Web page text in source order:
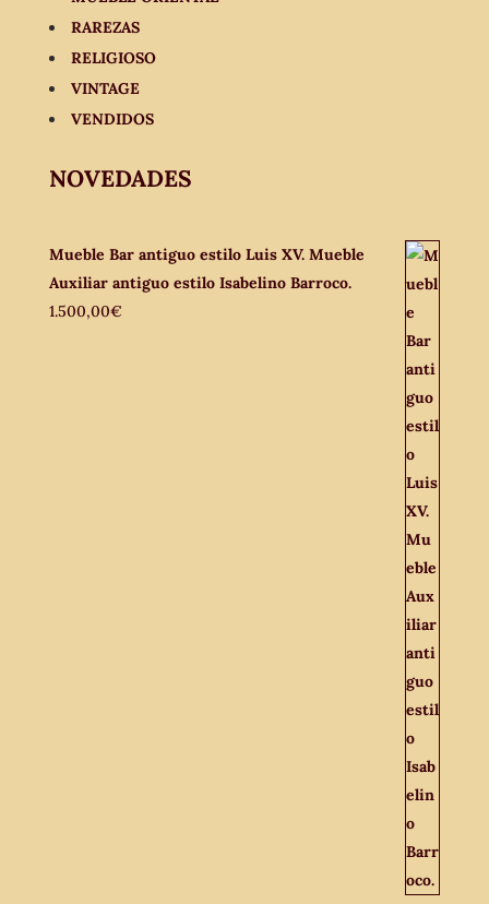
RAREZAS
RELIGIOSO
VINTAGE
VENDIDOS
NOVEDADES
Mueble Bar antiguo estilo Luis XV. Mueble
Auxiliar antiguo estilo Isabelino Barroco.
1.500,00€